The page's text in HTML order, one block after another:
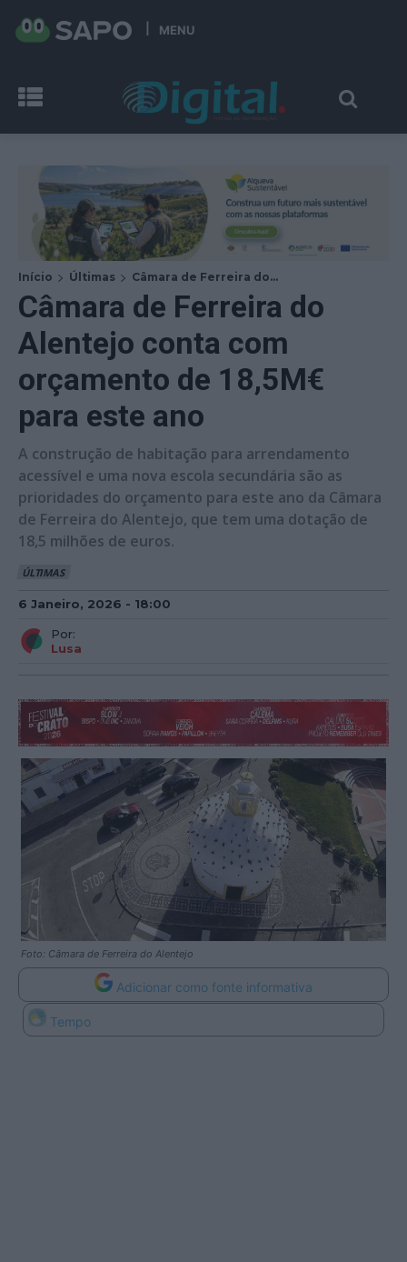
MENU
Início Últimas Câmara de Ferreira do...
Câmara de Ferreira do
Alentejo conta com
orçamento de 18,5M€
para este ano
A construção de habitação para arrendamento
acessível e uma nova escola secundária são as
prioridades do orçamento para este ano da Câmara
de Ferreira do Alentejo, que tem uma dotação de
18,5 milhões de euros.
ÚLTIMAS
6 Janeiro, 2026 - 18:00
Por:
Lusa
Foto: Câmara de Ferreira do Alentejo
Adicionar como fonte informativa
Tempo